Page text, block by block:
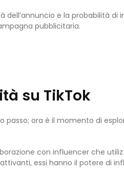
e la probabilità
pubblicitaria.
su TikTok
passo; ora è il momento di
con influencer che
essi hanno il potere di